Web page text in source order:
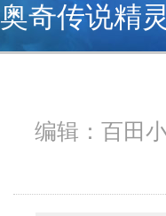
奥奇传说精
编辑：百田